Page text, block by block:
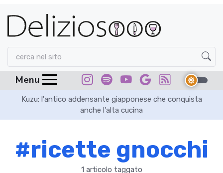
Menu
Kuzu: l'antico addensante giapponese che conquista
anche l'alta cucina
#ricette gnocchi
1 articolo taggato